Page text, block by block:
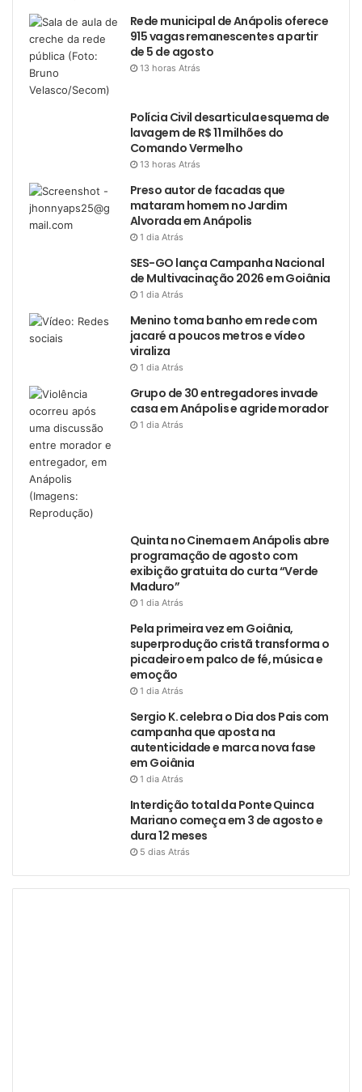
Rede municipal de Anápolis oferece
915 vagas remanescentes a partir
de 5 de agosto
13 horas Atrás
Polícia Civil desarticula esquema de
lavagem de R$ 11 milhões do
Comando Vermelho
13 horas Atrás
Preso autor de facadas que
mataram homem no Jardim
Alvorada em Anápolis
1 dia Atrás
SES-GO lança Campanha Nacional
de Multivacinação 2026 em Goiânia
1 dia Atrás
Menino toma banho em rede com
jacaré a poucos metros e vídeo
viraliza
1 dia Atrás
Grupo de 30 entregadores invade
casa em Anápolis e agride morador
1 dia Atrás
Quinta no Cinema em Anápolis abre
programação de agosto com
exibição gratuita do curta “Verde
Maduro”
1 dia Atrás
Pela primeira vez em Goiânia,
superprodução cristã transforma o
picadeiro em palco de fé, música e
emoção
1 dia Atrás
Sergio K. celebra o Dia dos Pais com
campanha que aposta na
autenticidade e marca nova fase
em Goiânia
1 dia Atrás
Interdição total da Ponte Quinca
Mariano começa em 3 de agosto e
dura 12 meses
5 dias Atrás